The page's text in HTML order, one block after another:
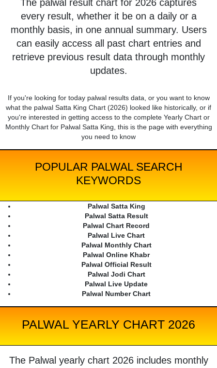
The palwal result chart for 2026 captures
every result, whether it be on a daily or a
monthly basis, in one annual summary. Users
can easily access all past chart entries and
retrieve previous result data through monthly
updates.
If you're looking for today palwal results data, or you want to know
what the palwal Satta King Chart (2026) looked like historically, or if
you're interested in getting access to the complete Yearly Chart or
Monthly Chart for Palwal Satta King, this is the page with everything
you need to know
POPULAR PALWAL SEARCH
KEYWORDS
Palwal Satta King
Palwal Satta Result
Palwal Chart Record
Palwal Live Chart
Palwal Monthly Chart
Palwal Online Khabr
Palwal Official Result
Palwal Jodi Chart
Palwal Live Update
Palwal Number Chart
PALWAL YEARLY CHART 2026
The Palwal yearly chart 2026 includes monthly